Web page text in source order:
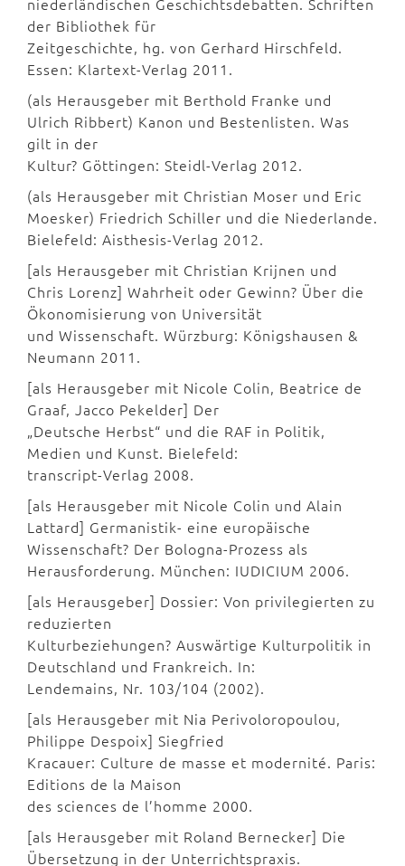
der Bibliothek für
Zeitgeschichte, hg. von Gerhard Hirschfeld.
Essen: Klartext-Verlag 2011.
(als Herausgeber mit Berthold Franke und
Ulrich Ribbert) Kanon und Bestenlisten. Was
gilt in der
Kultur? Göttingen: Steidl-Verlag 2012.
(als Herausgeber mit Christian Moser und Eric
Moesker) Friedrich Schiller und die Niederlande.
Bielefeld: Aisthesis-Verlag 2012.
[als Herausgeber mit Christian Krijnen und
Chris Lorenz] Wahrheit oder Gewinn? Über die
Ökonomisierung von Universität
und Wissenschaft. Würzburg: Königshausen &
Neumann 2011.
[als Herausgeber mit Nicole Colin, Beatrice de
Graaf, Jacco Pekelder] Der
„Deutsche Herbst“ und die RAF in Politik,
Medien und Kunst. Bielefeld:
transcript-Verlag 2008.
[als Herausgeber mit Nicole Colin und Alain
Lattard] Germanistik- eine europäische
Wissenschaft? Der Bologna-Prozess als
Herausforderung. München: IUDICIUM 2006.
[als Herausgeber] Dossier: Von privilegierten zu
reduzierten
Kulturbeziehungen? Auswärtige Kulturpolitik in
Deutschland und Frankreich. In:
Lendemains, Nr. 103/104 (2002).
[als Herausgeber mit Nia Perivoloropoulou,
Philippe Despoix] Siegfried
Kracauer: Culture de masse et modernité. Paris:
Editions de la Maison
des sciences de l’homme 2000.
[als Herausgeber mit Roland Bernecker] Die
Übersetzung in der Unterrichtspraxis.